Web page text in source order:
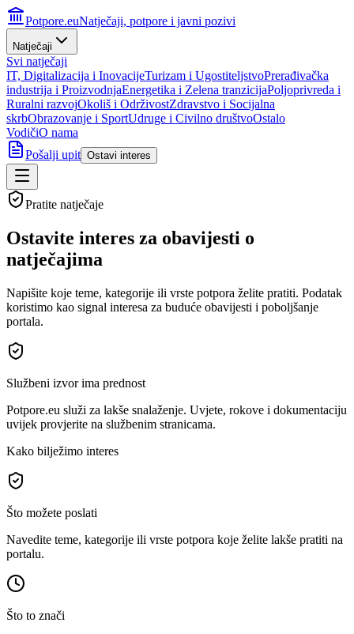
Potpore.euNatječaji, potpore i javni pozivi
Natječaji
Svi natječaji
IT, Digitalizacija i InovacijeTurizam i UgostiteljstvoPrerađivačka
industrija i ProizvodnjaEnergetika i Zelena tranzicijaPoljoprivreda i
Ruralni razvojOkoliš i OdrživostZdravstvo i Socijalna
skrbObrazovanje i SportUdruge i Civilno društvoOstalo
VodičiO nama
Pošalji upit Ostavi interes
Pratite natječaje
Ostavite interes za obavijesti o
natječajima
Napišite koje teme, kategorije ili vrste potpora želite pratiti. Podatak
koristimo kao signal interesa za buduće obavijesti i poboljšanje
portala.
Službeni izvor ima prednost
Potpore.eu služi za lakše snalaženje. Uvjete, rokove i dokumentaciju
uvijek provjerite na službenim stranicama.
Kako bilježimo interes
Što možete poslati
Navedite teme, kategorije ili vrste potpora koje želite lakše pratiti na
portalu.
Što to znači